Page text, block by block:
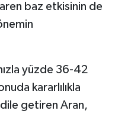
baz etkisinin de
yüzde 36-42
kararlılıkla
dile getiren Aran,